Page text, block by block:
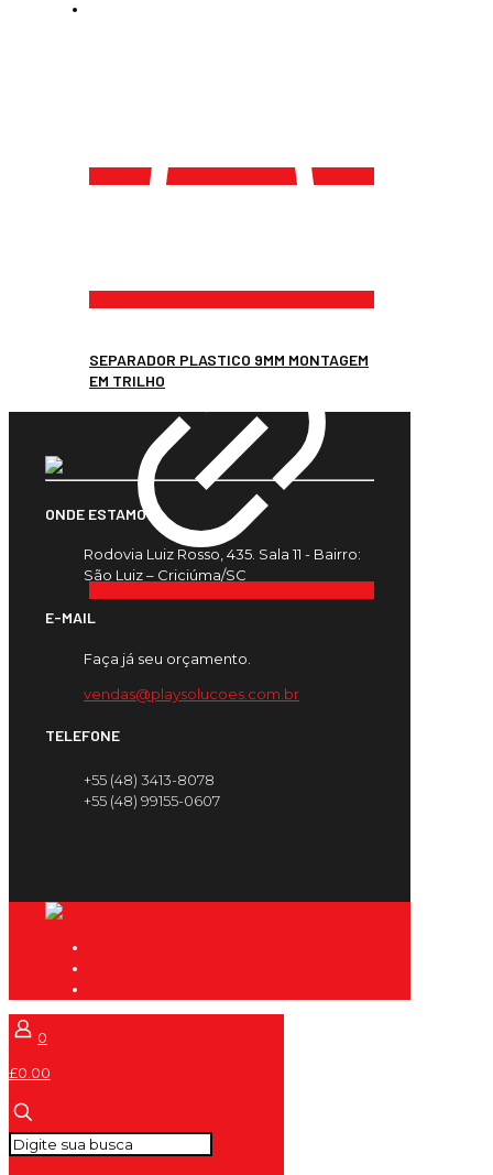
SEPARADOR PLASTICO 9MM MONTAGEM
EM TRILHO
ONDE ESTAMOS
Rodovia Luiz Rosso, 435. Sala 11 - Bairro:
São Luiz – Criciúma/SC
E-MAIL
Faça já seu orçamento.
vendas@playsolucoes.com.br
TELEFONE
+55 (48) 3413-8078
+55 (48) 99155-0607
0
£0.00